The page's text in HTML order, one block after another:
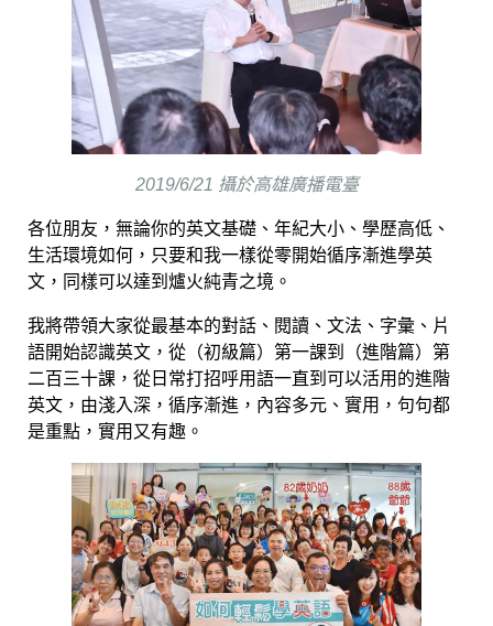
2019/6/21 攝於高雄廣播電臺
各位朋友，無論你的英文基礎、年紀大小、學歷高低、
生活環境如何，只要和我一樣從零開始循序漸進學英
文，同樣可以達到爐火純青之境。
我將帶領大家從最基本的對話、閱讀、文法、字彙、片
語開始認識英文，從（初級篇）第一課到（進階篇）第
二百三十課，從日常打招呼用語一直到可以活用的進階
英文，由淺入深，循序漸進，內容多元、實用，句句都
是重點，實用又有趣。